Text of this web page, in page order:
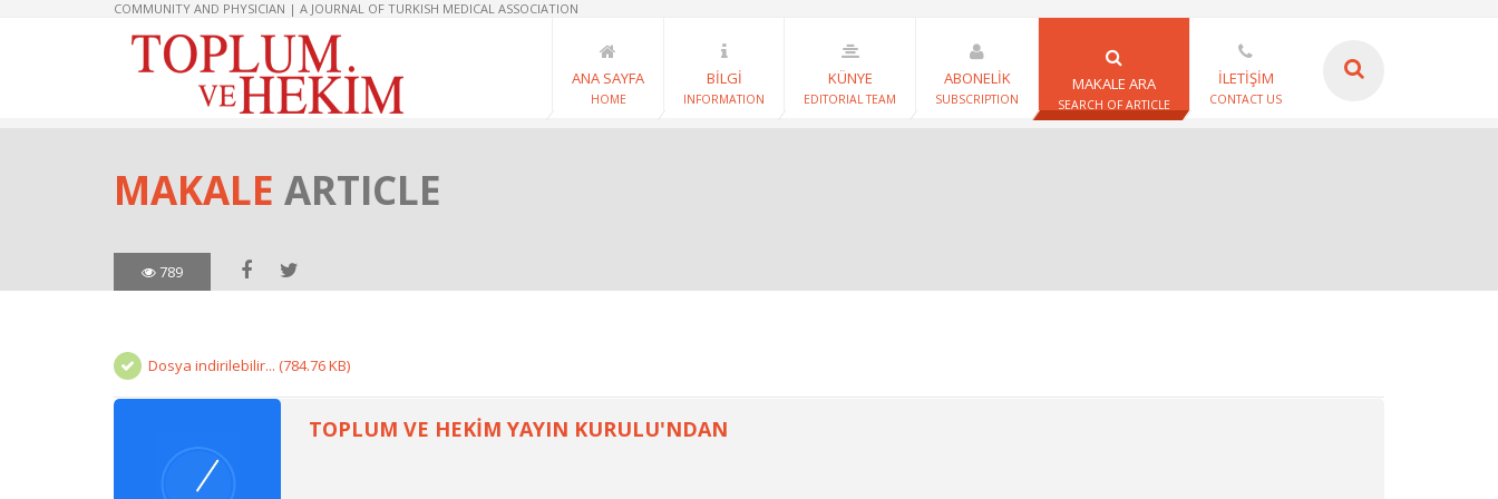
COMMUNITY AND PHYSICIAN | A JOURNAL OF TURKISH MEDICAL ASSOCIATION
ANA SAYFA
HOME
BİLGİ
INFORMATION
KÜNYE
EDITORIAL TEAM
ABONELİK
SUBSCRIPTION
MAKALE ARA
SEARCH OF ARTICLE
İLETİŞİM
CONTACT US
MAKALE ARTICLE
789
Dosya indirilebilir... (784.76 KB)
TOPLUM VE HEKİM YAYIN KURULU'NDAN